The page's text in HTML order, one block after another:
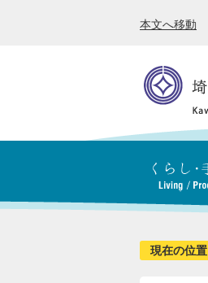
本文へ移動
現在の位置